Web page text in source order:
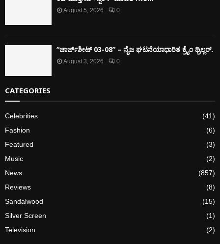
August 5, 2026 0
“ಚಾರ್ಜ್‌ಶೀಟ್ 03-08” – ನೈಜ ಘಟನೆಯಾಧಾರಿತ ಕ್ರೈಂ ಥ್ರಿಲ್ಲರ್.
August 3, 2026 0
CATEGORIES
Celebrities
(41)
Fashion
(6)
Featured
(3)
Music
(2)
News
(857)
Reviews
(8)
Sandalwood
(15)
Silver Screen
(1)
Television
(2)